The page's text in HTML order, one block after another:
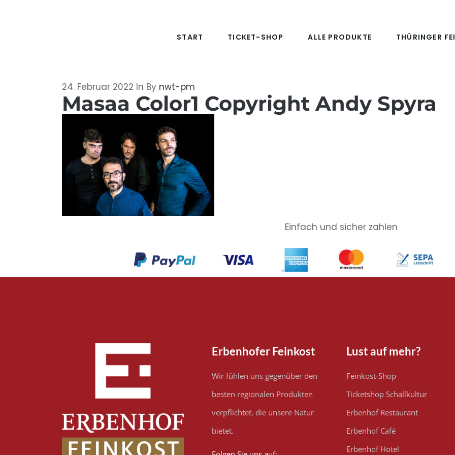
START TICKET-SHOP ALLE PRODUKTE THÜRINGER
24. Februar 2022 In By nwt-pm
Masaa Color1 Copyright Andy Spyra
Einfach und sicher zahlen
Erbenhofer Feinkost
Wir fühlen uns gegenüber den
besten regionalen Produkten
verpflichtet, die unsere Natur
bietet.
Lust auf mehr?
Feinkost-Shop
Ticketshop Schallkultur
Erbenhof Restaurant
Erbenhof Café
Erbenhof Hotel